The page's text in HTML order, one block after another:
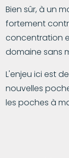
Bien sûr, à un
fortement
concentration
domaine sans
L'enjeu ici est
nouvelles
les poches à